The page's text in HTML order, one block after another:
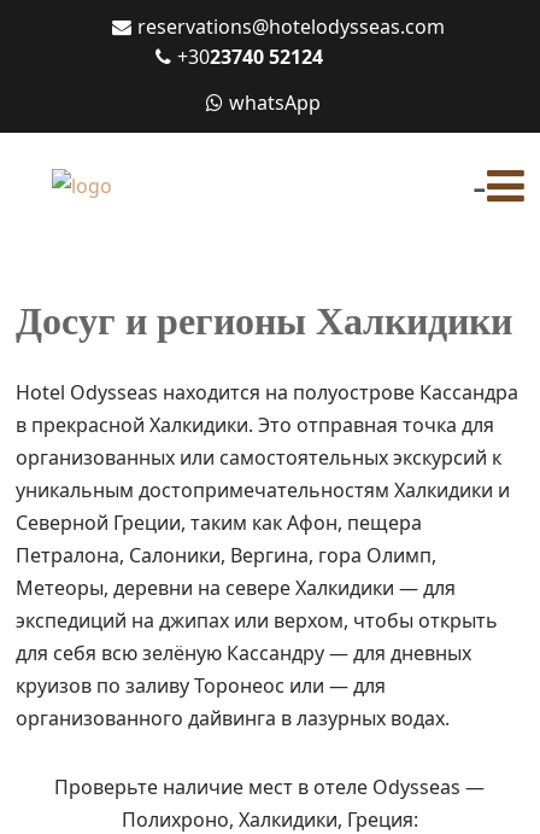
reservations@hotelodysseas.com
+3023740 52124
whatsApp
-
Досуг и регионы Халкидики
Hotel Odysseas находится на полуострове Кассандра
в прекрасной Халкидики. Это отправная точка для
организованных или самостоятельных экскурсий к
уникальным достопримечательностям Халкидики и
Северной Греции, таким как Афон, пещера
Петралона, Салоники, Вергина, гора Олимп,
Метеоры, деревни на севере Халкидики — для
экспедиций на джипах или верхом, чтобы открыть
для себя всю зелёную Кассандру — для дневных
круизов по заливу Торонеос или — для
организованного дайвинга в лазурных водах.
Проверьте наличие мест в отеле Odysseas —
Полихроно, Халкидики, Греция: